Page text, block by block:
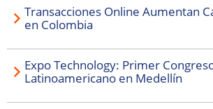
Transacciones Online Aumentan
en Colombia
Expo Technology: Primer
Latinoamericano en Medellín